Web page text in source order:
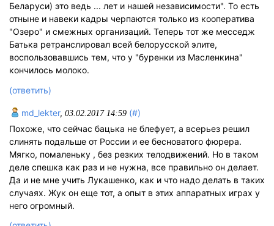
Беларуси) это ведь ... лет и нашей независимости". То есть
отныне и навеки кадры черпаются только из кооператива
"Озеро" и смежных организаций. Теперь тот же месседж
Батька ретранслировал всей белорусской элите,
воспользовавшись тем, что у "буренки из Масленкина"
кончилось молоко.
(ответить)
md_lekter, 03.02.2017 14:59 (#)
Похоже, что сейчас бацька не блефует, а всерьез решил
слинять подальше от России и ее бесноватого фюрера.
Мягко, помаленьку , без резких телодвижений. Но в таком
деле спешка как раз и не нужна, все правильно он делает.
Да и не мне учить Лукашенко, как и что надо делать в таких
случаях. Жук он еще тот, а опыт в этих аппаратных играх у
него огромный.